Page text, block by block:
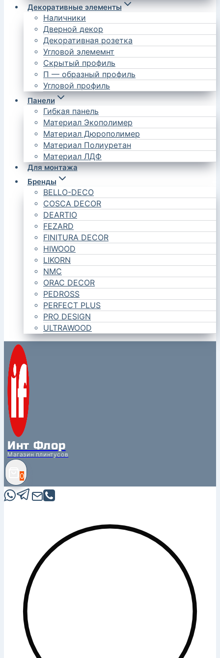
Декоративные элементы
Наличники
Дверной декор
Декоративная розетка
Угловой элемемнт
Скрытый профиль
П — образный профиль
Угловой профиль
Панели
Гибкая панель
Материал Экополимер
Материал Дюрополимер
Материал Полиуретан
Материал ЛДФ
Для монтажа
Бренды
BELLO-DECO
COSCA DECOR
DEARTIO
FEZARD
FINITURA DECOR
HIWOOD
LIKORN
NMC
ORAC DECOR
PEDROSS
PERFECT PLUS
PRO DESIGN
ULTRAWOOD
Инт Флор
Магазин плинтусов
0